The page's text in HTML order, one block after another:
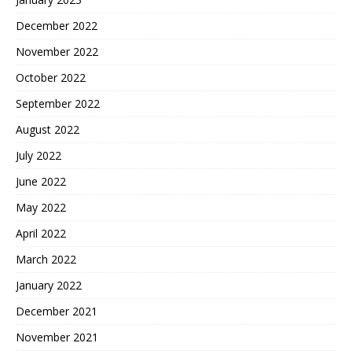
December 2022
November 2022
October 2022
September 2022
August 2022
July 2022
June 2022
May 2022
April 2022
March 2022
January 2022
December 2021
November 2021